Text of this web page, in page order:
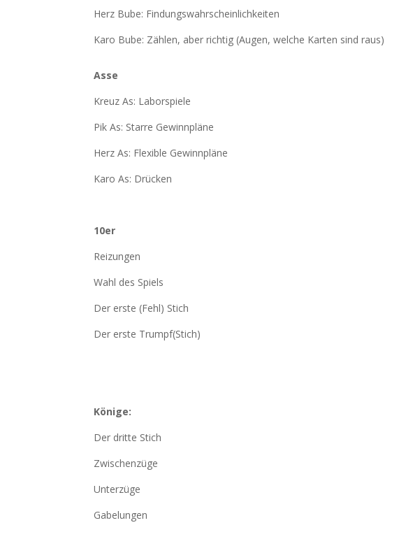
Herz Bube: Findungswahrscheinlichkeiten
Karo Bube: Zählen, aber richtig (Augen, welche Karten sind raus)
Asse
Kreuz As: Laborspiele
Pik As: Starre Gewinnpläne
Herz As: Flexible Gewinnpläne
Karo As: Drücken
10er
Reizungen
Wahl des Spiels
Der erste (Fehl) Stich
Der erste Trumpf(Stich)
Könige:
Der dritte Stich
Zwischenzüge
Unterzüge
Gabelungen